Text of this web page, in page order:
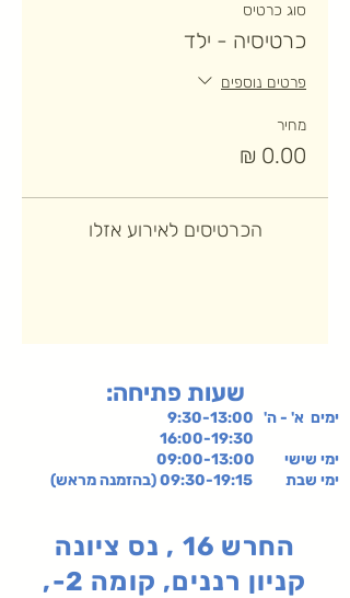
סוג כרטיס
כרטיסיה - ילד
פרטים נוספים
מחיר
הכרטיסים לאירוע אזלו
:שעות פתיחה
ימים א' - ה' 9:30-13:00
ימי שישי 09:00-13:00
ימי שבת 09:30-19:15 (בהזמנה מראש)
החרש 16 , נס ציונה
קניון רננים, קומה 2-,